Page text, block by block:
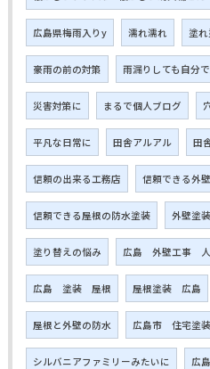
広島県梅雨入りy 濡れ濡れ 塗
豪雨の前の対策 雨漏りしても自分
災害対策に まるで個人ブログ
平凡な日常に 田舎アルアル 田
信頼の出来る工務店 信頼できる外
信頼できる屋根の防水塗装 外壁塗
塗り替えの悩み 広島 外壁工事
広島 塗装 屋根 屋根塗装 広島
屋根と外壁の防水 広島市 住宅塗装
シルバニアファミリーみたいに 広